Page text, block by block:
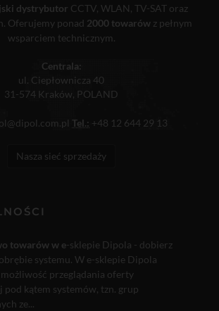
dystrybutor CCTV, WLAN, TV-SAT oraz
Oferujemy ponad 2000 towarówz pełnym
wsparciem technicznym.
Centrala:
ul. Ciepłownicza 40
31-574 Kraków, POLAND
Tel.: +48 12 644 29 13
Nasza sieć sprzedaży
towarów w e-sklepie Dipola - dobierz
systemu. W e-sklepie Dipola
możliwość przeglądania oferty
kątem systemów, tzn. grup
ze...